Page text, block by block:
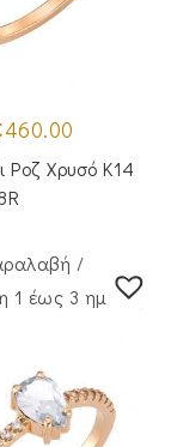
460.00
τιμή
είναι:
Ροζ Χρυσό Κ14
/
1 έως 3 ημέρες